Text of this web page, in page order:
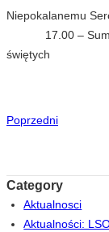
Niepokalanemu
17.00 – Suma
świętych
Poprzedni
Category
Aktualnosci
Aktualności: